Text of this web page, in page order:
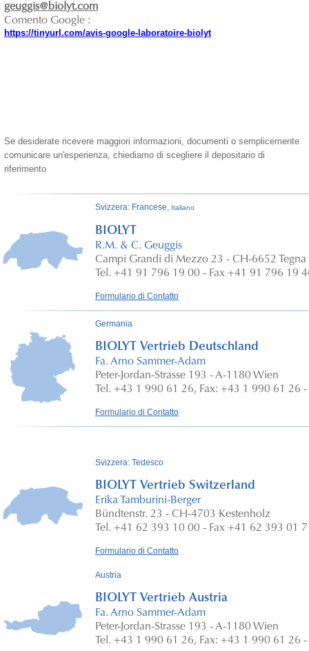
geuggis@biolyt.com
Comento Google :
https://tinyurl.com/avis-google-laboratoire-biolyt
Se desiderate ricevere maggiori informazioni, documenti o semplicemente
comunicare un'esperienza, chiediamo di scegliere il depositario di
riferimento
Svizzera: Francese, Italiano
BIOLYT
R.M. & C. Geuggis
Campi Grandi di Mezzo 23 - CH-6652 Tegna
Tel. +41 91 796 19 00 - Fax +41 91 796 19
Formulario di Contatto
Germania
BIOLYT Vertrieb Deutschland
Fa. Arno Sammer-Adam
Peter-Jordan-Strasse 193 - A-1180 Wien
Tel. +43 1 990 61 26, Fax: +43 1 990 61 26
Formulario di Contatto
Svizzera: Tedesco
BIOLYT Vertrieb Switzerland
Erika Tamburini-Berger
Bündtenstr. 23 - CH-4703 Kestenholz
Tel. +41 62 393 10 00 - Fax +41 62 393 01
Formulario di Contatto
Austria
BIOLYT Vertrieb Austria
Fa. Arno Sammer-Adam
Peter-Jordan-Strasse 193 - A-1180 Wien
Tel. +43 1 990 61 26, Fax: +43 1 990 61 26